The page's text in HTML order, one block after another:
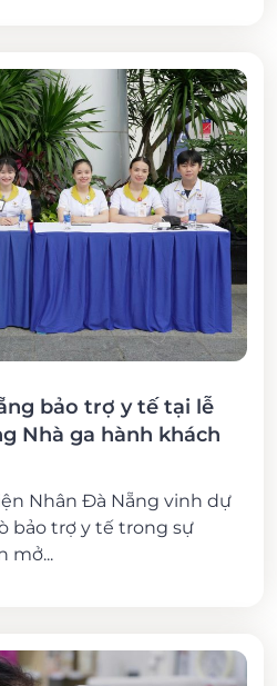
bảo trợ y tế tại lễ
Nhà ga hành khách
Nhân Đà Nẵng vinh dự
bảo trợ y tế trong sự
mở...